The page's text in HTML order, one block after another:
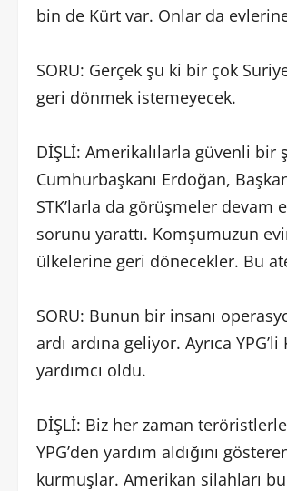
bin de Kürt var. Onlar da
SORU: Gerçek şu ki bir çok
geri dönmek istemeyecek.
DİŞLİ: Amerikalılarla güvenli bir
Cumhurbaşkanı Erdoğan,
STK’larla da görüşmeler devam
sorunu yarattı. Komşumuzun
ülkelerine geri dönecekler. Bu
SORU: Bunun bir insanı
ardı ardına geliyor. Ayrıca
yardımcı oldu.
DİŞLİ: Biz her zaman
YPG’den yardım aldığını
kurmuşlar. Amerikan silahları bu